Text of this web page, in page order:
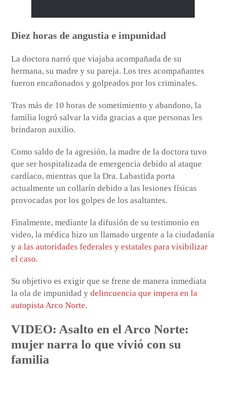
Diez horas de angustia e impunidad
La doctora narró que viajaba acompañada de su
hermana, su madre y su pareja. Los tres acompañantes
fueron encañonados y golpeados por los criminales.
Tras más de 10 horas de sometimiento y abandono, la
familia logró salvar la vida gracias a que personas les
brindaron auxilio.
Como saldo de la agresión, la madre de la doctora tuvo
que ser hospitalizada de emergencia debido al ataque
cardíaco, mientras que la Dra. Labastida porta
actualmente un collarín debido a las lesiones físicas
provocadas por los golpes de los asaltantes.
Finalmente, mediante la difusión de su testimonio en
video, la médica hizo un llamado urgente a la ciudadanía
ya las autoridades federales y estatales para visibilizar
el caso.
Su objetivo es exigir que se frene de manera inmediata
la ola de impunidad ydelincuencia que impera en la
autopista Arco Norte.
VIDEO: Asalto en el Arco Norte:
mujer narra lo que vivió con su
familia